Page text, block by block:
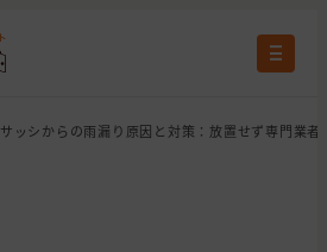
サッシからの雨漏り原因と対策：放置せず専門業